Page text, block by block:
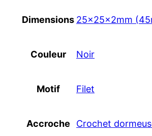
Dimensions 25x25x2mm
Couleur Noir
Motif Filet
Accroche Crochet